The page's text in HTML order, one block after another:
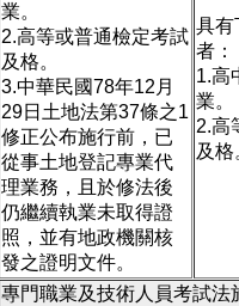
業。
2.高等或普通檢定考試
及格。
3.中華民國78年12月
29日土地法第37條之1
修正公布施行前，已
從事土地登記專業代
理業務，且於修法後
仍繼續執業未取得證
照，並有地政機關核
發之證明文件。
具有
者：
1.高
業。
2.高
及格
專門職業及技術人員考試法